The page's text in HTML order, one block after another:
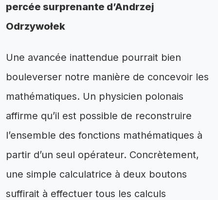
percée surprenante d’Andrzej
Odrzywołek
Une avancée inattendue pourrait bien
bouleverser notre manière de concevoir les
mathématiques. Un physicien polonais
affirme qu’il est possible de reconstruire
l’ensemble des fonctions mathématiques à
partir d’un seul opérateur. Concrètement,
une simple calculatrice à deux boutons
suffirait à effectuer tous les calculs